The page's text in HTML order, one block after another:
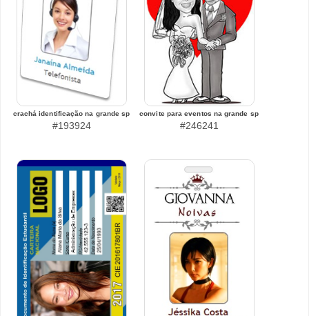
crachá identificação na grande sp
#193924
convite para eventos na grande sp
#246241